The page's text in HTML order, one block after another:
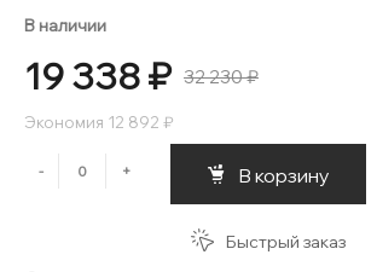
В наличии
19 338 ₽ 32 230 ₽
Экономия 12 892 ₽
- + В корзину
Быстрый заказ